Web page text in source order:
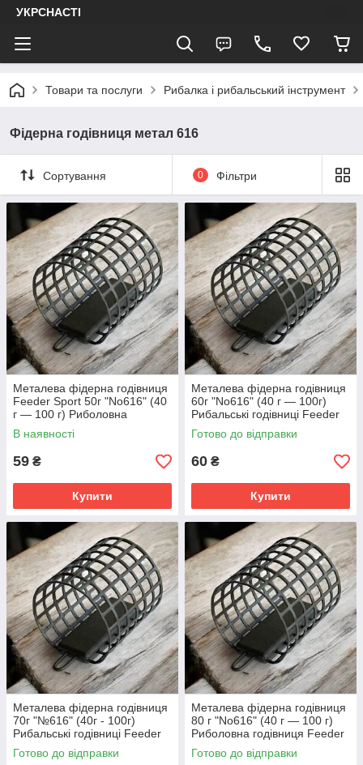
УКРСНАСТІ
Товари та послуги Рибалка і рибальський інструмент
Фідерна годівниця метал 616
Сортування 0 Фільтри
Металева фідерна годівниця
Feeder Sport 50г "No616" (40
г — 100 г) Риболовна
годівниця для фідера
В наявності
59 ₴
Купити
Металева фідерна годівниця
60г "No616" (40 г — 100г)
Рибальські годівниці Feeder
Sport
Готово до відправки
60 ₴
Купити
Металева фідерна годівниця
70г "№616" (40г - 100г)
Рибальські годівниці Feeder
Sport
Готово до відправки
Металева фідерна годівниця
80 г "No616" (40 г — 100 г)
Риболовна годівниця Feeder
Sport
Готово до відправки